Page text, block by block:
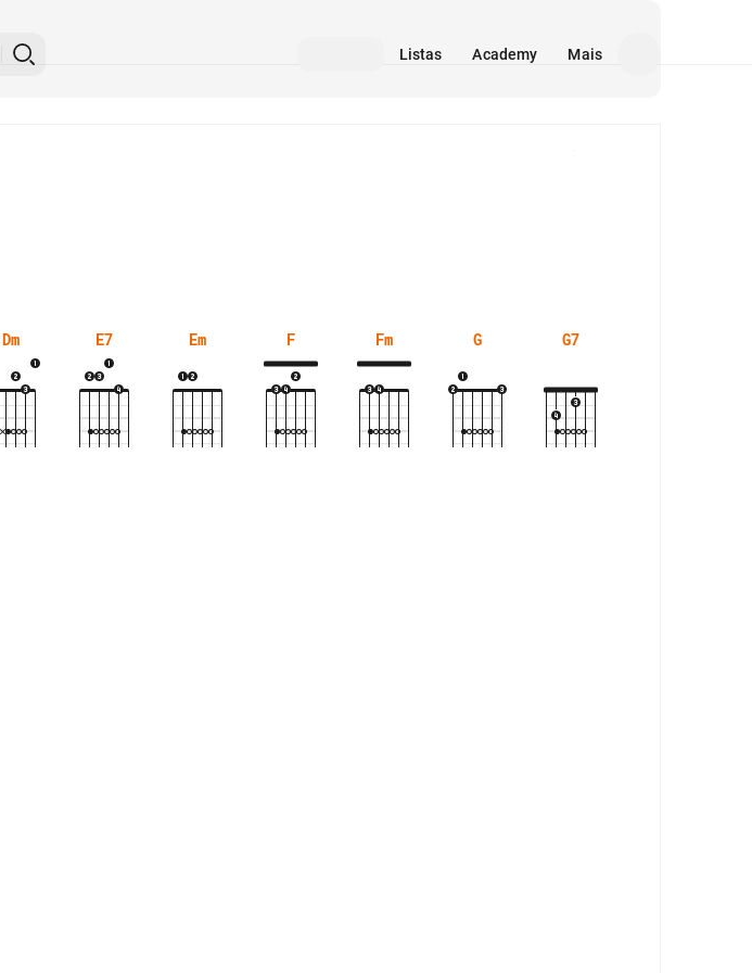
Listas Academy Mais
Dm E7 Em F Fm G G7